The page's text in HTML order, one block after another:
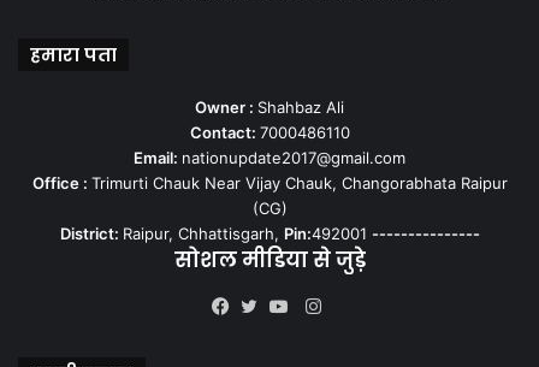
हमारा पता
Owner : Shahbaz Ali
Contact: 7000486110
Email: nationupdate2017@gmail.com
Office : Trimurti Chauk Near Vijay Chauk, Changorabhata Raipur
(CG)
District: Raipur, Chhattisgarh, Pin:492001 ---------------
सोशल मीडिया से जुड़े
Instagram